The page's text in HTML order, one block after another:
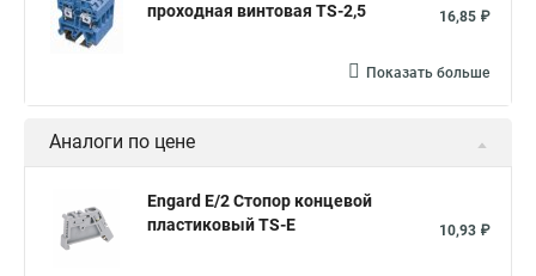
проходная винтовая TS-2,5
16,85 ₽
Показать больше
Аналоги по цене
Engard E/2 Стопор концевой
пластиковый TS-E
10,93 ₽